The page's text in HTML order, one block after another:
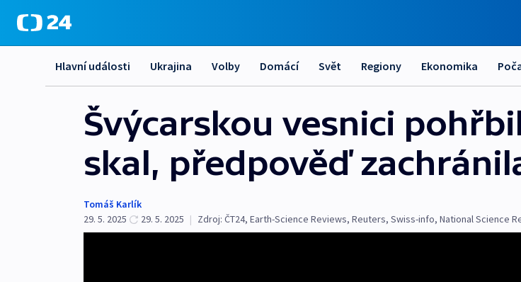
Hlavní události Ukrajina Volby Domácí Svět Regiony Ekonomika
Švýcarskou vesnici
skal, předpověď
Tomáš Karlík
29. 5. 2025
29. 5. 2025 | Zdroj: ČT24, Earth-Science Reviews, Reuters, Swiss-info, National Science